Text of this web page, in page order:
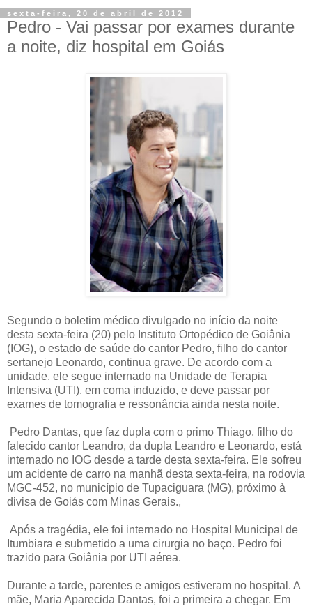
sexta-feira, 20 de abril de 2012
Pedro - Vai passar por exames durante
a noite, diz hospital em Goiás
Segundo o boletim médico divulgado no início da noite
desta sexta-feira (20) pelo Instituto Ortopédico de Goiânia
(IOG), o estado de saúde do cantor Pedro, filho do cantor
sertanejo Leonardo, continua grave. De acordo com a
unidade, ele segue internado na Unidade de Terapia
Intensiva (UTI), em coma induzido, e deve passar por
exames de tomografia e ressonância ainda nesta noite.
Pedro Dantas, que faz dupla com o primo Thiago, filho do
falecido cantor Leandro, da dupla Leandro e Leonardo, está
internado no IOG desde a tarde desta sexta-feira. Ele sofreu
um acidente de carro na manhã desta sexta-feira, na rodovia
MGC-452, no município de Tupaciguara (MG), próximo à
divisa de Goiás com Minas Gerais.,
Após a tragédia, ele foi internado no Hospital Municipal de
Itumbiara e submetido a uma cirurgia no baço. Pedro foi
trazido para Goiânia por UTI aérea.
Durante a tarde, parentes e amigos estiveram no hospital. A
mãe, Maria Aparecida Dantas, foi a primeira a chegar. Em